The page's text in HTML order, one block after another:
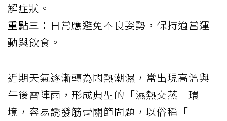
解症狀。
重點三： 日常應避免不良姿勢，保持適當運
動與飲食。
近期天氣逐漸轉為悶熱潮濕，常出現高溫與
午後雷陣雨，形成典型的「濕熱交蒸」環
境，容易誘發筋骨關節問題，以俗稱「